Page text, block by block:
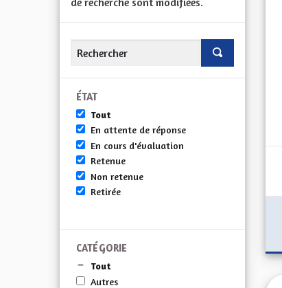
ÉTAT
Tout
En attente de réponse
En cours d'évaluation
Retenue
Non retenue
Retirée
CATÉGORIE
Tout
Autres